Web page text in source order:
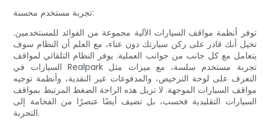
تجربة مستخدم محسنة:
توفر أنظمة مواقف السيارات الآلية مجموعة من الفوائد للمستخدمين.
تخيل أنك قادر على ركن سيارتك دون عناء، مع العلم أن النظام سوف
يتعامل مع كل جانب من جوانب العملية. يوفر النظام التلقائي لمواقف
السيارات في Realpark تجربة مستخدم سلسة، مع ميزات مثل
التعرف على لوحة الترخيص، والمدفوعات غير النقدية، وأنظمة توجيه
مواقف السيارات الموجهة. لا تزيل هذه الراحة الضغط المرتبط بمواقف
السيارات التقليدية فحسب، بل تضيف أيضًا عنصرًا من الفخامة إلى
التجربة.